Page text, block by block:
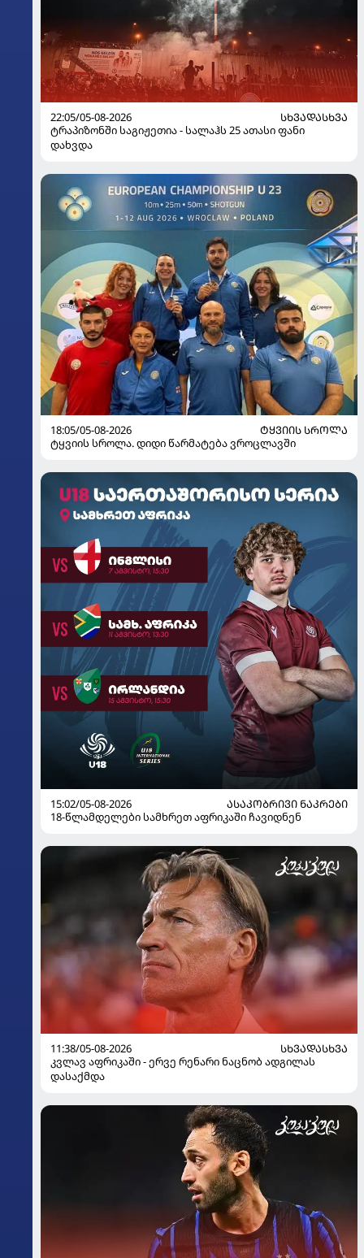
22:05/05-08-2026
ᲡᲮᲕᲐᲓᲐᲡᲮᲕᲐ
ტრაპიზონში საგიჟეთია - სალაჰს 25 ათასი ფანი
დახვდა
18:05/05-08-2026
ᲢᲧᲕᲘᲘᲡ ᲡᲠᲝᲚᲐ
ტყვიის სროლა. დიდი წარმატება ვროცლავში
15:02/05-08-2026
ᲐᲡᲐᲙᲝᲑᲠᲘᲕᲘ ᲜᲐᲙᲠᲔᲑᲘ
18-წლამდელები სამხრეთ აფრიკაში ჩავიდნენ
11:38/05-08-2026
ᲡᲮᲕᲐᲓᲐᲡᲮᲕᲐ
კვლავ აფრიკაში - ერვე რენარი ნაცნობ ადგილას
დასაქმდა